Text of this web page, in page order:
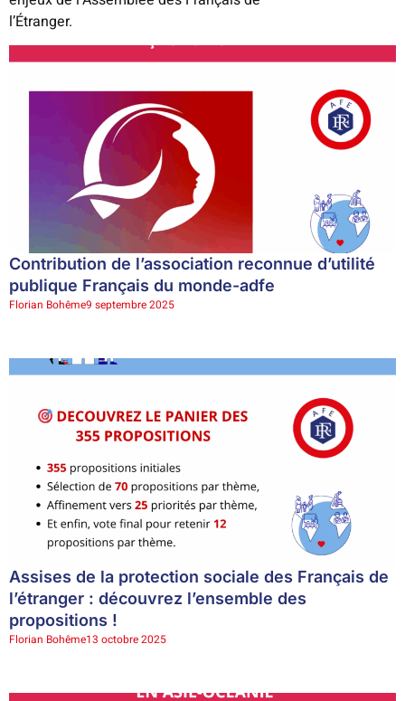
l’Étranger.
Contribution de l’association reconnue d’utilité
publique Français du monde-adfe
Florian Bohême9 septembre 2025
Assises de la protection sociale des Français de
l’étranger : découvrez l’ensemble des
propositions !
Florian Bohême13 octobre 2025